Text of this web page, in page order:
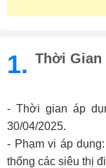
1. Thời Gian
- Thời gian áp
30/04/2025.
- Phạm vi áp
thống các siêu thị